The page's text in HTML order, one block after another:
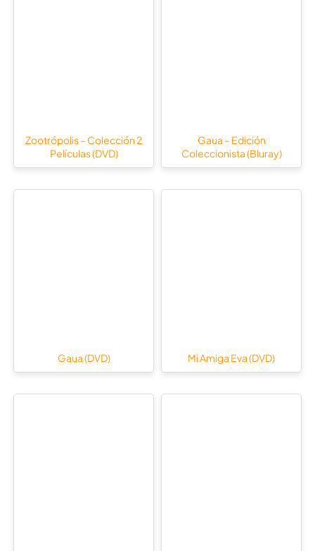
Zootrópolis – Colección 2
Películas (DVD)
Gaua – Edición
Coleccionista (Bluray)
Gaua (DVD) Mi Amiga Eva (DVD)